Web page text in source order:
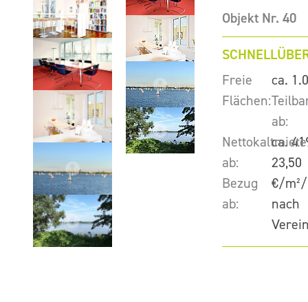
Objekt Nr. 40
Freie
Flächen:
ca.
ab:
ca.
Nettokaltmiete
ab:
23,50
€/
Bezug
ab:
nach